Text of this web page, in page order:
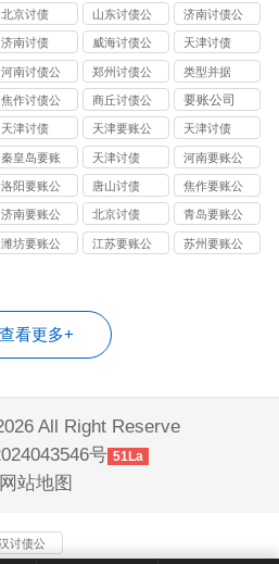
公司
公司
北京讨债
山东讨债公
司
济南讨债公
司
济南讨债
威海讨债公
司
天津讨债
河南讨债公
司
郑州讨债公
司
类型并据
焦作讨债公
司
商丘讨债公
司
要账公司
天津讨债
天津要账公
司
天津讨债
秦皇岛要账
公司
天津讨债
河南要账公
司
洛阳要账公
司
唐山讨债
焦作要账公
司
济南要账公
司
北京讨债
青岛要账公
司
潍坊要账公
江苏要账公
苏州要账公
查看更多+
All Right Reserve
号 51La
网站地图
讨债公